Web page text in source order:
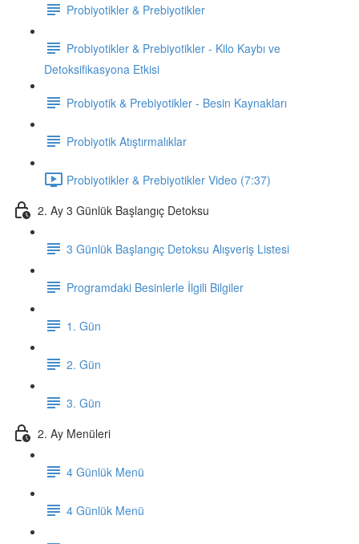
Probiyotikler & Prebiyotikler
Probiyotikler & Prebiyotikler - Kilo Kaybı ve
Detoksifikasyona Etkisi
Probiyotik & Prebiyotikler - Besin Kaynakları
Probiyotik Atıştırmalıklar
Probiyotikler & Prebiyotikler Video (7:37)
2. Ay 3 Günlük Başlangıç Detoksu
3 Günlük Başlangıç Detoksu Alışveriş Listesi
Programdaki Besinlerle İlgili Bilgiler
1. Gün
2. Gün
3. Gün
2. Ay Menüleri
4 Günlük Menü
4 Günlük Menü